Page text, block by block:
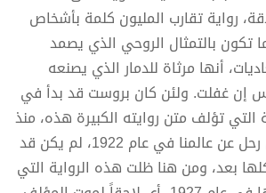
رواية تقارب المليون كلمة بأشخاص
تكون بالتمثال الروحي الذي يصمد
أنها مرثاة للدمار الذي يصنعه
إن غفلت. ولئن كان بروست قد بدأ في
التي تؤلف متن روايته الكبيرة هذه، منذ
عام 1907، فإنه حين رحل عن عالمنا في عام 1922، لم يكن قد
بعد، ومن هنا ظلت هذه الرواية التي